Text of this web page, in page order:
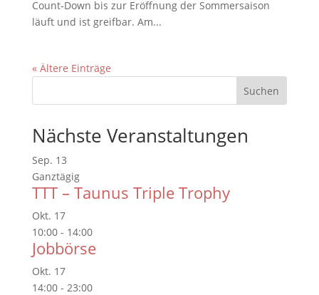
Count-Down bis zur Eröffnung der Sommersaison
läuft und ist greifbar. Am...
« Ältere Einträge
Nächste Veranstaltungen
Sep. 13
Ganztägig
TTT – Taunus Triple Trophy
Okt. 17
10:00- 14:00
Jobbörse
Okt. 17
14:00- 23:00